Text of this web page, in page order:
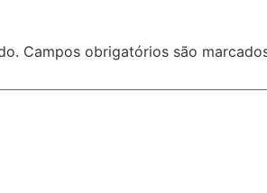
Campos obrigatórios são